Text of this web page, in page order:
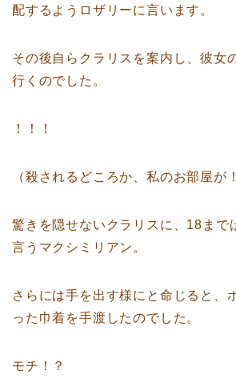
配するようロザリーに言います。
その後自らクラリスを案内し、彼女
行くのでした。
！！！
（殺されるどころか、私のお部屋が
驚きを隠せないクラリスに、18まで
言うマクシミリアン。
さらには手を出す様にと命じると、
った巾着を手渡したのでした。
モチ！？